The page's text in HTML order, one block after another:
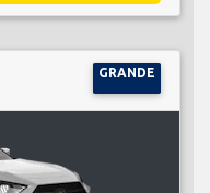
GRANDE